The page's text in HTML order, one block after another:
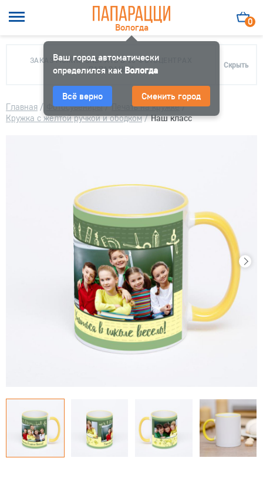
Вологда
Ваш город автоматически
определился как Вологда
Всё верно Сменить город
0
ЗАКАЗ МОЖНО ЗАБРАТЬ В 10 ФОТОЦЕНТРАХ
ПАПАРАЦЦИ
Скрыть
Главная / Фотосувениры/ Печать на кружке/
Кружка с желтой ручкой и ободком/ Наш класс